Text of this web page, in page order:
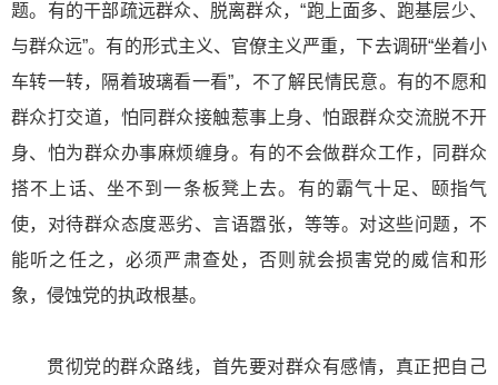
题。有的干部疏远群众、脱离群众，“跑上面多、跑基层少、
与群众远”。有的形式主义、官僚主义严重，下去调研“坐着小
车转一转，隔着玻璃看一看”，不了解民情民意。有的不愿和
群众打交道，怕同群众接触惹事上身、怕跟群众交流脱不开
身、怕为群众办事麻烦缠身。有的不会做群众工作，同群众
搭不上话、坐不到一条板凳上去。有的霸气十足、颐指气
使，对待群众态度恶劣、言语嚣张，等等。对这些问题，不
能听之任之，必须严肃查处，否则就会损害党的威信和形
象，侵蚀党的执政根基。
贯彻党的群众路线，首先要对群众有感情，真正把自己